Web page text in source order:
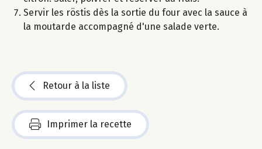
Servir les röstis dès la sortie du four avec la sauce à
la moutarde accompagné d'une salade verte.
Retour à la liste
Imprimer la recette